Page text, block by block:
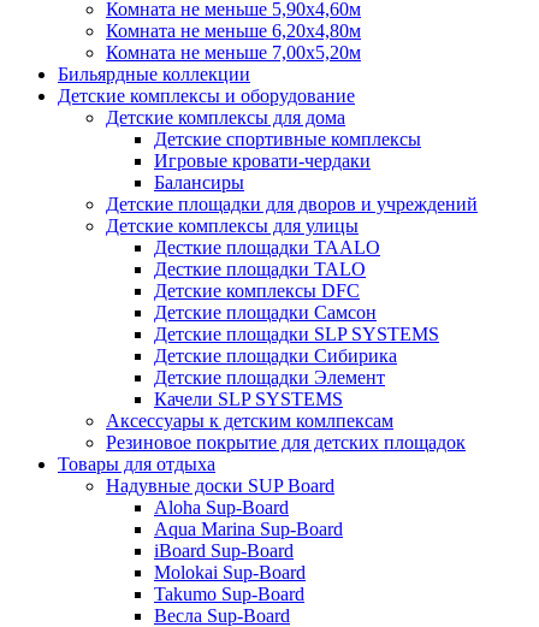
Комната не меньше 5,90х4,60м
Комната не меньше 6,20х4,80м
Комната не меньше 7,00х5,20м
Бильярдные коллекции
Детские комплексы и оборудование
Детские комплексы для дома
Детские спортивные комплексы
Игровые кровати-чердаки
Балансиры
Детские площадки для дворов и учреждений
Детские комплексы для улицы
Десткие площадки TAALO
Десткие площадки TALO
Детские комплексы DFC
Детские площадки Самсон
Детские площадки SLP SYSTEMS
Детские площадки Сибирика
Детские площадки Элемент
Качели SLP SYSTEMS
Аксессуары к детским комлпексам
Резиновое покрытие для детских площадок
Товары для отдыха
Надувные доски SUP Board
Aloha Sup-Board
Aqua Marina Sup-Board
iBoard Sup-Board
Molokai Sup-Board
Takumo Sup-Board
Весла Sup-Board